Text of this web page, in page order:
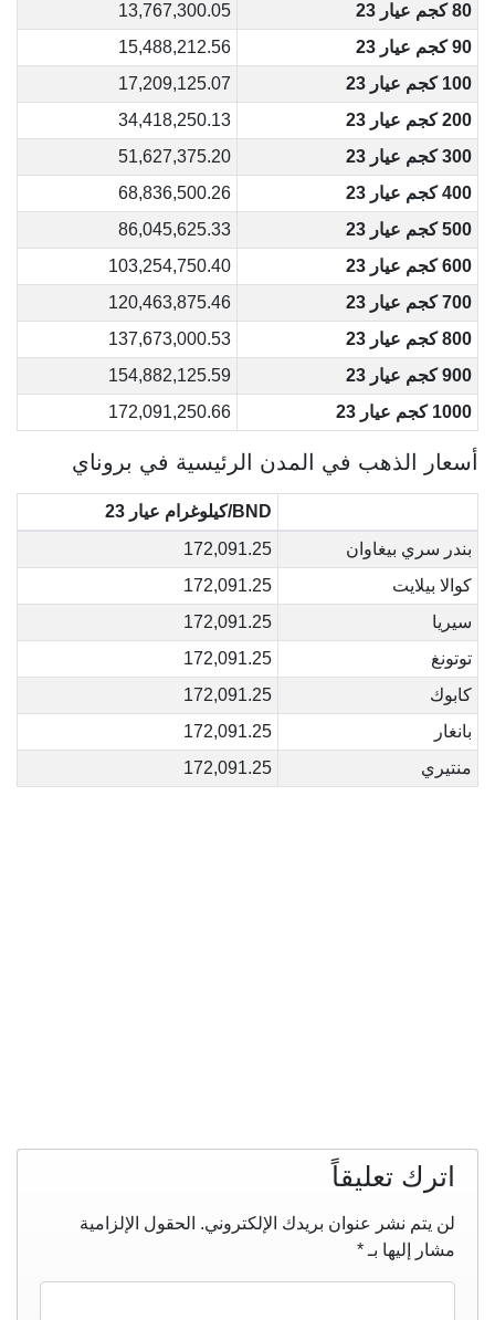
80 كجم عيار 23
13,767,300.05
90 كجم عيار 23
15,488,212.56
100 كجم عيار 23
17,209,125.07
200 كجم عيار 23
34,418,250.13
300 كجم عيار 23
51,627,375.20
400 كجم عيار 23
68,836,500.26
500 كجم عيار 23
86,045,625.33
600 كجم عيار 23
103,254,750.40
700 كجم عيار 23
120,463,875.46
800 كجم عيار 23
137,673,000.53
900 كجم عيار 23
154,882,125.59
1000 كجم عيار 23
172,091,250.66
أسعار الذهب في المدن الرئيسية في بروناي
BND/كيلوغرام عيار 23
بندر سري بيغاوان
172,091.25
كوالا بيلايت
172,091.25
سيريا
172,091.25
توتونغ
172,091.25
كابوك
172,091.25
بانغار
172,091.25
منتيري
172,091.25
اترك تعليقاً
لن يتم نشر عنوان بريدك الإلكتروني. الحقول الإلزامية
مشار إليها بـ *